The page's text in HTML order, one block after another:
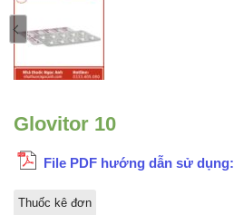
Glovitor 10
File PDF hướng dẫn sử dụng:
Thuốc kê đơn